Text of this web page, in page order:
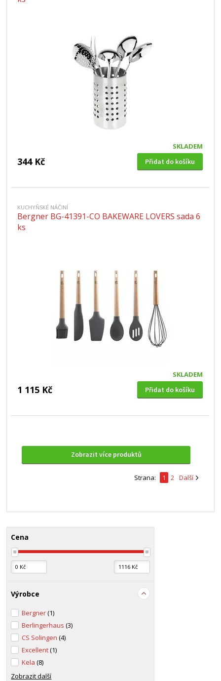
SKLADEM
344 Kč Přidat do košíku
KUCHYŇSKÉ NÁČINÍ
Bergner BG-41391-CO BAKEWARE LOVERS sada 6
ks
SKLADEM
1 115 Kč Přidat do košíku
Zobrazit více produktů
Strana: 1 2 Další
Cena
Výrobce
Bergner(1)
Berlingerhaus(3)
CS Solingen(4)
Excellent(1)
Kela(8)
Zobrazit další